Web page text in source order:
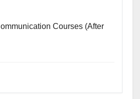
Courses (After